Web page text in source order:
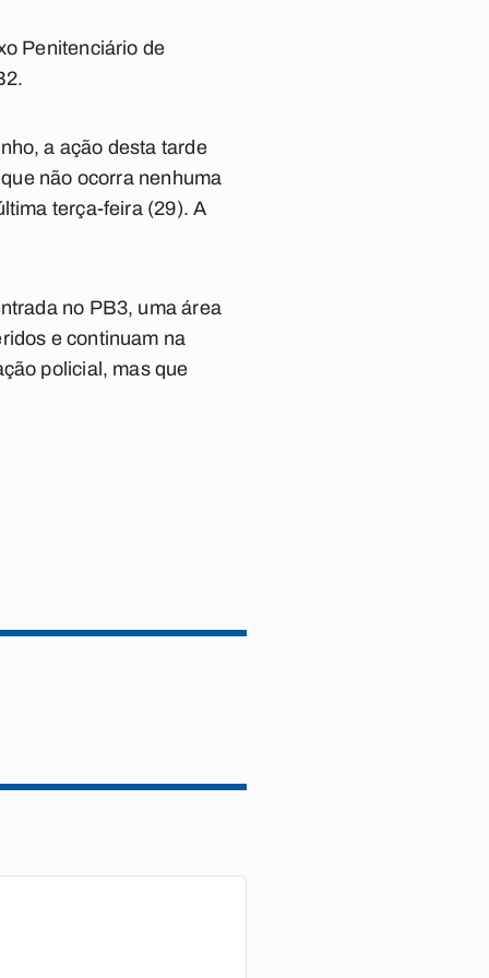
Penitenciário de
a ação desta tarde
não ocorra nenhuma
terça-feira (29). A
no PB3, uma área
e continuam na
policial, mas que